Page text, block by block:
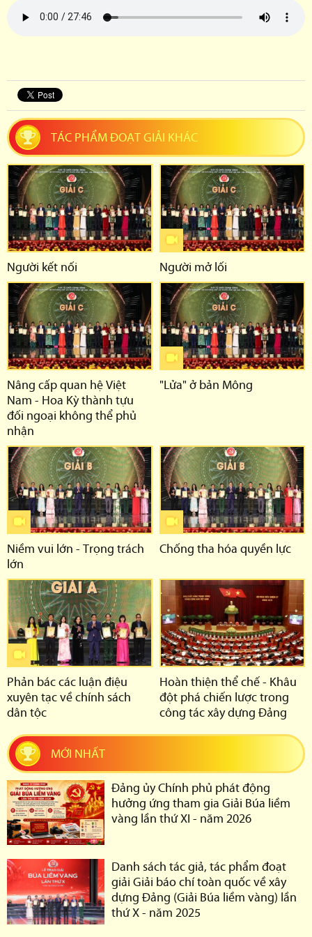
TÁC PHẨM ĐOẠT GIẢI KHÁC
Người kết nối Người mở lối
Nâng cấp quan hệ Việt
Nam - Hoa Kỳ thành tựu
đối ngoại không thể phủ
nhận
"Lửa" ở bản Mông
Niềm vui lớn - Trọng trách
lớn
Chống tha hóa quyền lực
Phản bác các luận điệu
xuyên tạc về chính sách
dân tộc
Hoàn thiện thể chế - Khâu
đột phá chiến lược trong
công tác xây dựng Đảng
MỚI NHẤT
Đảng ủy Chính phủ phát động
hưởng ứng tham gia Giải Búa liềm
vàng lần thứ XI - năm 2026
Danh sách tác giả, tác phẩm đoạt
giải Giải báo chí toàn quốc về xây
dựng Đảng (Giải Búa liềm vàng) lần
thứ X - năm 2025